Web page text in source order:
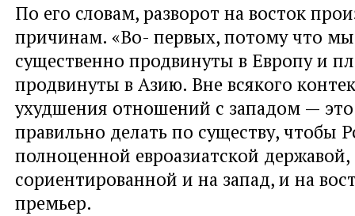
По его словам, разворот на восток
причинам. «Во- первых, потому что
существенно продвинуты в Европу и
продвинуты в Азию. Вне всякого
ухудшения отношений с западом —
правильно делать по существу, чтобы
полноценной евроазиатской державой,
сориентированной и на запад, и на
премьер.